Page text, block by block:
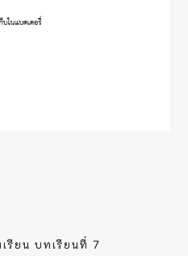
รียน บทเรียนที่ 7